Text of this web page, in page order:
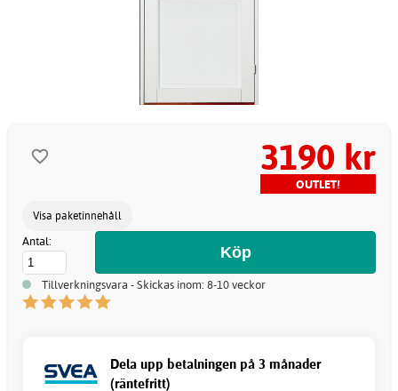
3190 kr
OUTLET!
Visa paketinnehåll
Antal:
Tillverkningsvara - Skickas inom: 8-10 veckor
Dela upp betalningen på 3 månader
(räntefritt)